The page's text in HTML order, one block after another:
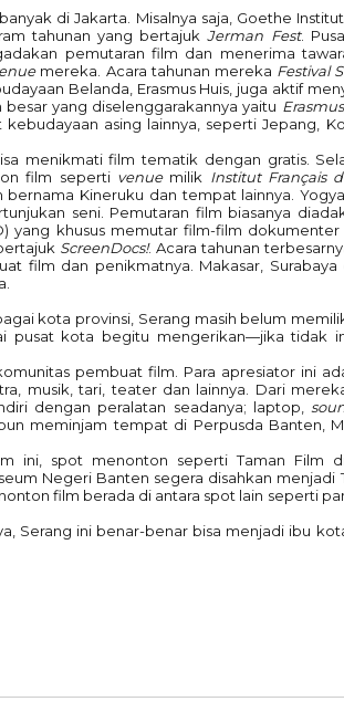
di Jakarta. Misalnya saja, Goethe
tahunan yang bertajukJerman Fest.
pemutaran film dan menerima
mereka. Acara tahunan mereka Festival
Belanda, Erasmus Huis, juga aktif
yang diselenggarakannya yaitu
asing lainnya, seperti Jepang,
menikmati film tematik dengan gratis.
film seperti venue milik Institut Français
Kineruku dan tempat lainnya.
seni. Pemutaran film biasanya
yang khusus memutar film-film dokumenter
ScreenDocs!. Acara tahunan
film dan penikmatnya. Makasar,
kota provinsi, Serang masih belum
pusat kota begitu mengerikan—jika tidak
pembuat film. Para apresiator ini
musik, tari, teater dan lainnya. Dari
dengan peralatan seadanya; laptop,
meminjam tempat di Perpusda Banten,
ini, spot menonton seperti Taman Film
Negeri Banten segera disahkan menjadi
film berada di antara spot lain seperti
Serang ini benar-benar bisa menjadi ibu